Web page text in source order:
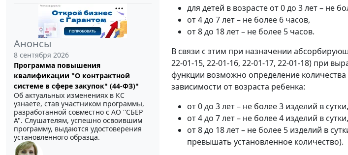
Анонсы
8 сентября 2026
Программа повышения
квалификации "О контрактной
системе в сфере закупок" (44-ФЗ)"
Об актуальных изменениях в КС
узнаете, став участником программы,
разработанной совместно с АО ''СБЕР
А". Слушателям, успешно освоившим
программу, выдаются удостоверения
установленного образца.
для детей в возрасте от 0 до 3 лет – не
от 4 до 7 лет – не более 6 часов,
от 8 до 18 лет – не более 5 часов.
В связи с этим при назначении
22-01-15, 22-01-16, 22-01-17, 22-01-18) при
функции возможно определение
зависимости от возраста ребенка:
от 0 до 3 лет – не более 3 изделий в сутки,
от 4 до 7 лет – не более 4 изделий в сутки,
от 8 до 18 лет – не более 5 изделий в
превышать установленное количество).